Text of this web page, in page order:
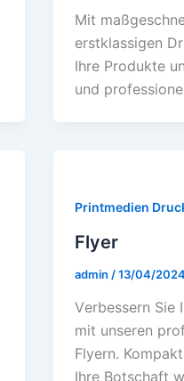
Mit
еrstklassigеn
Ihrе Produktе
und
Printmedien
Flyer
admin /13/04/2024
Vеrbеssеrn Siе
mit unsеrеn
Flyеrn.
Ihrе Botschaft